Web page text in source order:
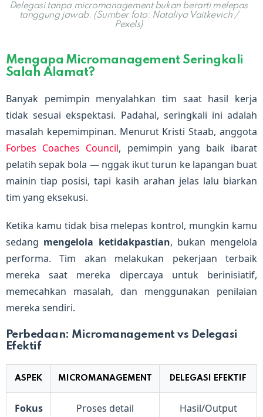
Delegasi tanpa micromanagement bukan berarti melepas
tanggung jawab. (Sumber foto: Nataliya Vaitkevich /
Pexels)
Mengapa Micromanagement Seringkali
Salah Alamat?
Banyak pemimpin menyalahkan tim saat hasil kerja
tidak sesuai ekspektasi. Padahal, seringkali ini adalah
masalah kepemimpinan. Menurut Kristi Staab, anggota
Forbes Coaches Council, pemimpin yang baik ibarat
pelatih sepak bola — nggak ikut turun ke lapangan buat
mainin tiap posisi, tapi kasih arahan jelas lalu biarkan
tim yang eksekusi.
Ketika kamu tidak bisa melepas kontrol, mungkin kamu
sedang mengelola ketidakpastian, bukan mengelola
performa. Tim akan melakukan pekerjaan terbaik
mereka saat mereka dipercaya untuk berinisiatif,
memecahkan masalah, dan menggunakan penilaian
mereka sendiri.
Perbedaan: Micromanagement vs Delegasi
Efektif
ASPEK MICROMANAGEMENT DELEGASI EFEKTIF
Fokus
Proses detail
Hasil/Output